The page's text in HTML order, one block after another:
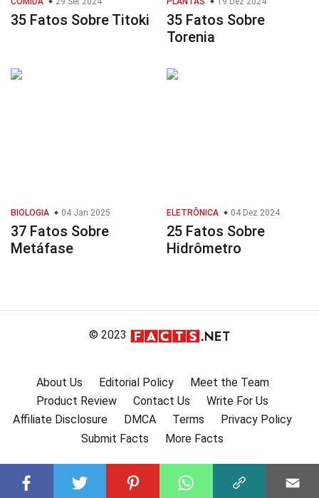
35 Fatos Sobre Titoki
35 Fatos Sobre
Torenia
BIOLOGIA 04 Jan 2025
37 Fatos Sobre
Metáfase
ELETRÔNICA 04 Dez 2024
25 Fatos Sobre
Hidrômetro
© 2023
About Us Editorial Policy
Meet the Team
Product Review
Contact Us
Write For Us
Affiliate Disclosure
DMCA Terms
Privacy Policy
Submit Facts
More Facts
Subscribe to our channel